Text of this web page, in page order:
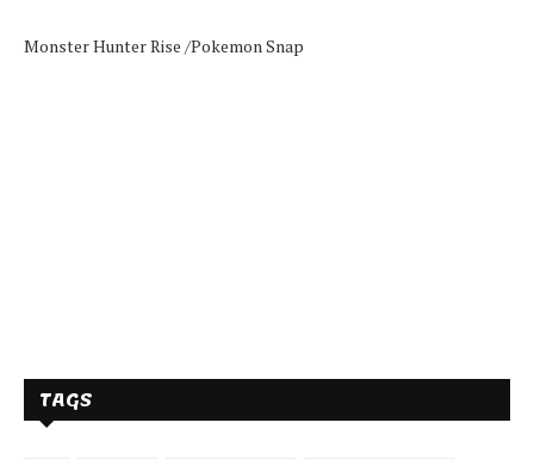
Monster Hunter Rise /Pokemon Snap
TAGS